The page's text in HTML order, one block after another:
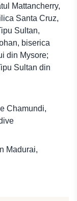
Mattancherry,
Santa Cruz,
Sultan,
biserica
din Mysore;
Sultan din
Chamundi,
Madurai,